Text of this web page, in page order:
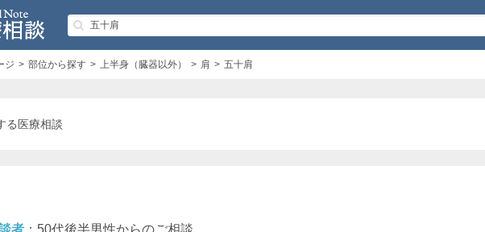
ジ 部位から探す 上半身（臓器以外） 肩 五十肩
る医療相談
者 ：50代後半男性からのご相談